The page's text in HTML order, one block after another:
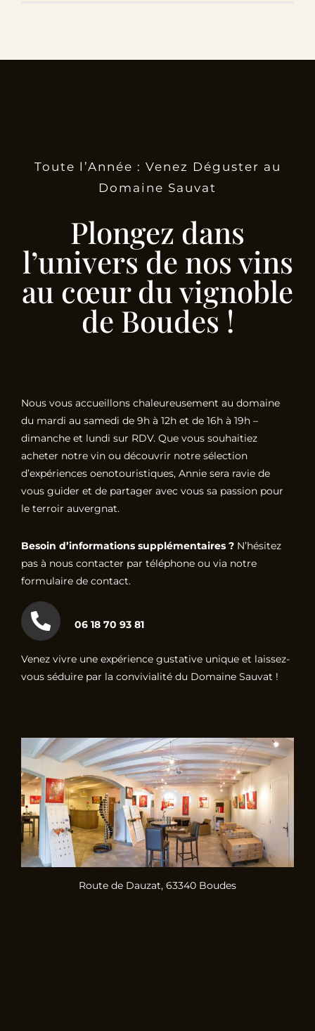
Toute l’Année : Venez Déguster au
Domaine Sauvat
Plongez dans
l’univers de nos vins
au cœur du vignoble
de Boudes !
Nous vous accueillons chaleureusement au domaine
du mardi au samedi de 9h à 12h et de 16h à 19h –
dimanche et lundi sur RDV. Que vous souhaitiez
acheter notre vin ou découvrir notre sélection
d’expériences oenotouristiques, Annie sera ravie de
vous guider et de partager avec vous sa passion pour
le terroir auvergnat.
Besoin d’informations supplémentaires ?N’hésitez
pas à nous contacter par téléphone ou via notre
formulaire de contact.
06 18 70 93 81
Venez vivre une expérience gustative unique et laissez-
vous séduire par la convivialité du Domaine Sauvat !
Route de Dauzat, 63340 Boudes